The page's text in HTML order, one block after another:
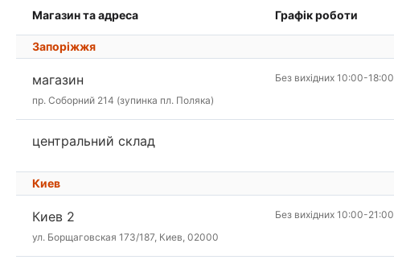
Магазин та адреса Графік роботи
Запоріжжя
магазин
пр. Соборний 214 (зупинка пл. Поляка)
Без вихідних 10:00-18:00
центральний склад
Киев
Киев 2
ул. Борщаговская 173/187, Киев, 02000
Без вихідних 10:00-21:00